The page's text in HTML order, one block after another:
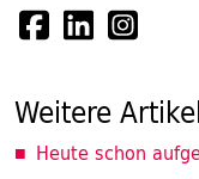
Weitere
Heute schon